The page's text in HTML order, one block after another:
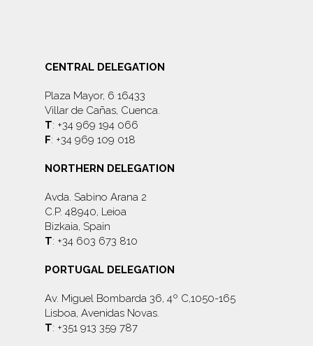
CENTRAL DELEGATION
Plaza Mayor, 6 16433
Villar de Cañas, Cuenca.
T: +34 969 194 066
F: +34 969 109 018
NORTHERN DELEGATION
Avda. Sabino Arana 2
C.P. 48940, Leioa
Bizkaia, Spain
T: +34 603 673 810
PORTUGAL DELEGATION
Av. Miguel Bombarda 36, 4º C,1050-165
Lisboa, Avenidas Novas.
T: +351 913 359 787